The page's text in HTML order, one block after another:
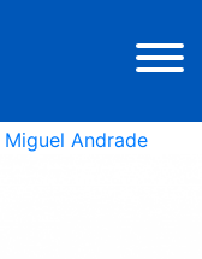
Miguel Andrade